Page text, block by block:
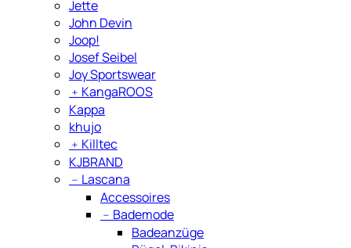
Jette
John Devin
Joop!
Josef Seibel
Joy Sportswear
﹢ KangaROOS
Kappa
khujo
﹢ Killtec
KJBRAND
﹣ Lascana
Accessoires
﹣ Bademode
Badeanzüge